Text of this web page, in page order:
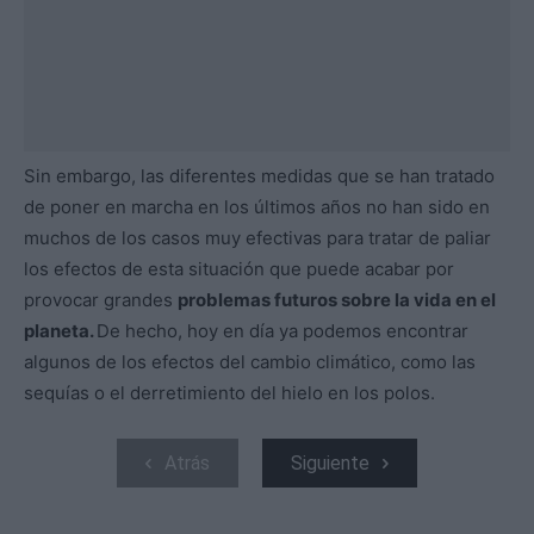
Sin embargo, las diferentes medidas que se han tratado
de poner en marcha en los últimos años no han sido en
muchos de los casos muy efectivas para tratar de paliar
los efectos de esta situación que puede acabar por
provocar grandes problemas futuros sobre la vida en el
planeta. De hecho, hoy en día ya podemos encontrar
algunos de los efectos del cambio climático, como las
sequías o el derretimiento del hielo en los polos.
Atrás Siguiente